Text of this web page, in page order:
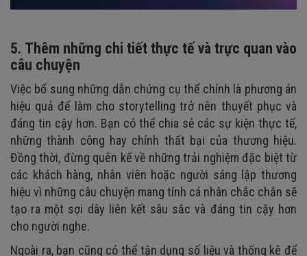
5. Thêm những chi tiết thực tế và trực quan vào
câu chuyện
Việc bổ sung những dẫn chứng cụ thể chính là phương án
hiệu quả để làm cho storytelling trở nên thuyết phục và
đáng tin cậy hơn. Bạn có thể chia sẻ các sự kiện thực tế,
những thành công hay chính thất bại của thương hiệu.
Đồng thời, đừng quên kể về những trải nghiệm đặc biệt từ
các khách hàng, nhân viên hoặc người sáng lập thương
hiệu vì những câu chuyện mang tính cá nhân chắc chắn sẽ
tạo ra một sợi dây liên kết sâu sắc và đáng tin cậy hơn
cho người nghe.
Ngoài ra, bạn cũng có thể tận dụng số liệu và thống kê để